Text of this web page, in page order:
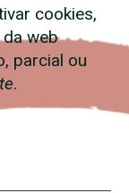
cookies,
web
parcial ou
.